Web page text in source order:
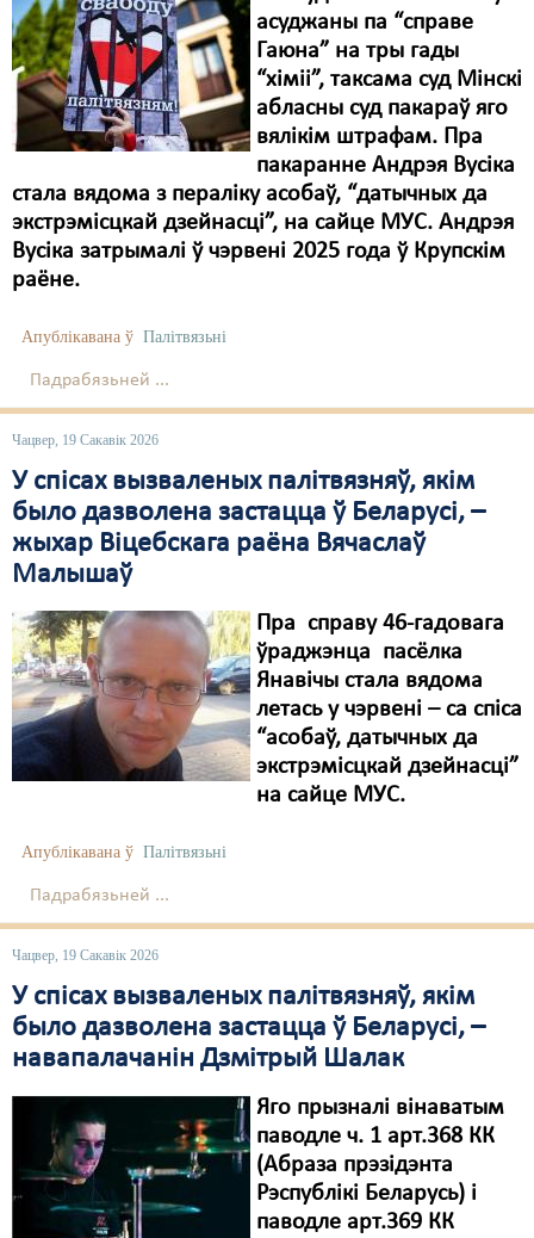
асуджаны па “справе
Гаюна” на тры гады
“хіміі”, таксама суд Мінскі
абласны суд пакараў яго
вялікім штрафам. Пра
пакаранне Андрэя Вусіка
стала вядома з пераліку асобаў, “датычных да
экстрэмісцкай дзейнасці”, на сайце МУС. Андрэя
Вусіка затрымалі ў чэрвені 2025 года ў Крупскім
раёне.
Апублікавана ў Палітвязьні
Падрабязьней ...
Чацвер, 19 Сакавік 2026
У спісах вызваленых палітвязняў, якім
было дазволена застацца ў Беларусі, –
жыхар Віцебскага раёна Вячаслаў
Малышаў
Пра справу 46-гадовага
ўраджэнца пасёлка
Янавічы стала вядома
летась у чэрвені – са спіса
“асобаў, датычных да
экстрэмісцкай дзейнасці”
на сайце МУС.
Апублікавана ў Палітвязьні
Падрабязьней ...
Чацвер, 19 Сакавік 2026
У спісах вызваленых палітвязняў, якім
было дазволена застацца ў Беларусі, –
навапалачанін Дзмітрый Шалак
Яго прызналі вінаватым
паводле ч. 1 арт.368 КК
(Абраза прэзідэнта
Рэспублікі Беларусь) і
паводле арт.369 КК